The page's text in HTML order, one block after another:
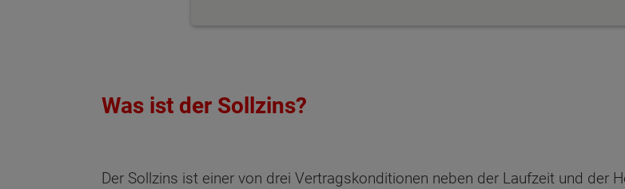
Was ist der Sollzins?
Der Sollzins ist einer von drei Vertragskonditionen neben der Laufzeit und der